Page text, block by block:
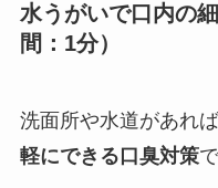
水うがいで口内の
間：1分）
洗面所や水道があれば
軽にできる口臭対策